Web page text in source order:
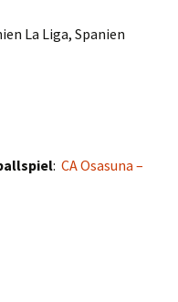
La Liga, Spanien
:CA Osasuna –